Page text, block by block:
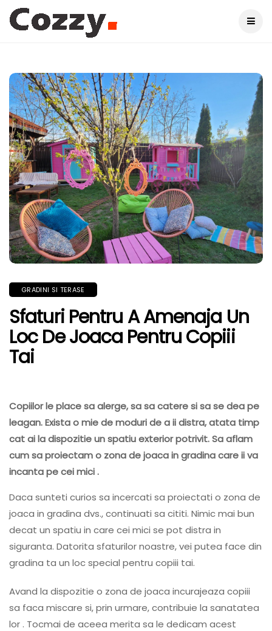
GRADINI SI TERASE
Sfaturi Pentru A Amenaja Un
Loc De Joaca Pentru Copiii
Tai
Copiilor le place sa alerge, sa sa catere si sa se dea pe
leagan. Exista o mie de moduri de a ii distra, atata timp
cat ai la dispozitie un spatiu exterior potrivit. Sa aflam
cum sa proiectam o zona de joaca in gradina care ii va
incanta pe cei mici .
Daca sunteti curios sa incercati sa proiectati o zona de
joaca in gradina dvs., continuati sa cititi. Nimic mai bun
decat un spatiu in care cei mici se pot distra in
siguranta. Datorita sfaturilor noastre, vei putea face din
gradina ta un loc special pentru copiii tai.
Avand la dispozitie o zona de joaca incurajeaza copiii
sa faca miscare si, prin urmare, contribuie la sanatatea
lor . Tocmai de aceea merita sa le dedicam acest